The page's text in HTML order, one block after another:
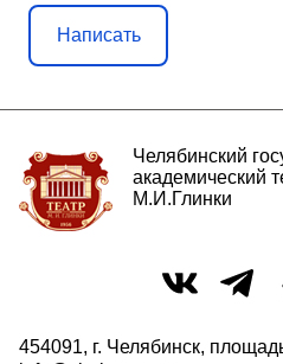
Написать
Челябинский
академический
М.И.Глинки
454091, г. Челябинск,